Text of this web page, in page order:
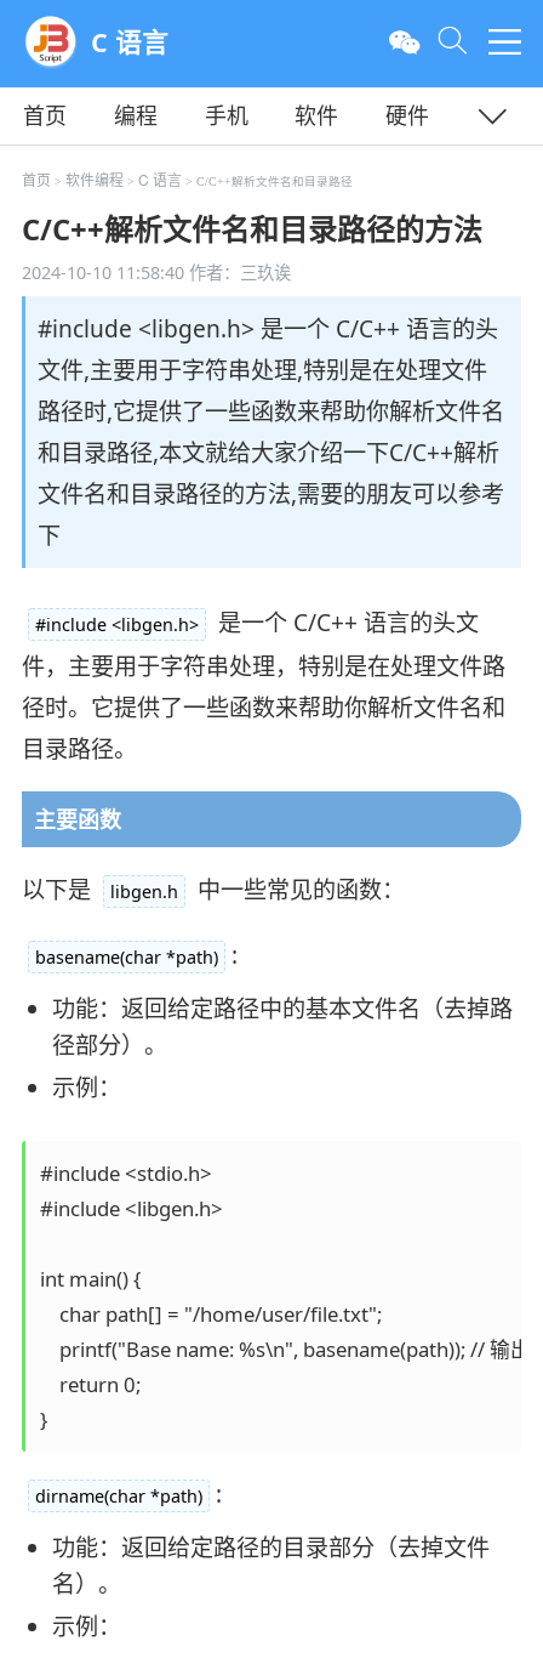
C 语言
首页 编程 手机 软件
硬件
教程
平面 服务器
首页 > 软件编程 > C 语言 > C/C++解析文件名和目录路径
C/C++解析文件名和目录路径的方法
2024-10-10 11:58:40作者：三玖诶
#include <libgen.h> 是一个 C/C++ 语言的头
文件,主要用于字符串处理,特别是在处理文件
路径时,它提供了一些函数来帮助你解析文件名
和目录路径,本文就给大家介绍一下C/C++解析
文件名和目录路径的方法,需要的朋友可以参考
下
#include <libgen.h>
是一个 C/C++ 语言的头文
件，主要用于字符串处理，特别是在处理文件路
径时。它提供了一些函数来帮助你解析文件名和
目录路径。
主要函数
以下是 libgen.h 中一些常见的函数：
basename(char *path)
:
功能：返回给定路径中的基本文件名（去掉路
径部分）。
示例：
#include <stdio.h>
#include <libgen.h>
int main() {
    char path[] = "/home/user/file.txt";
printf("Base name: %s\n", basename(path)); // 输出:
    return 0;
}
dirname(char *path)
:
功能：返回给定路径的目录部分（去掉文件
名）。
示例：